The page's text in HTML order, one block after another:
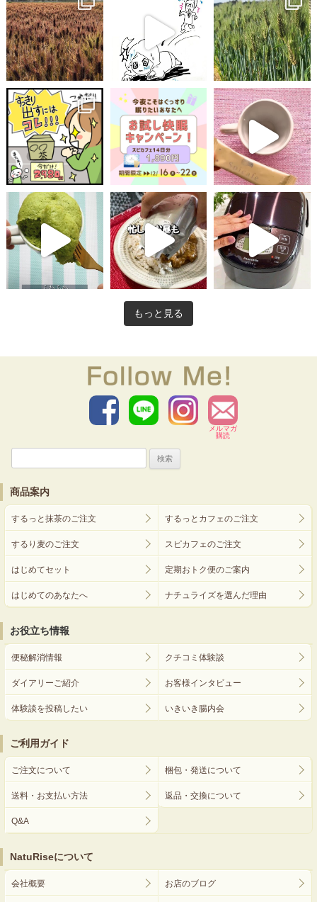
もっと見る
メルマガ
購読
商品案内
するっと抹茶のご注文 するっとカフェのご注文
するり麦のご注文 スピカフェのご注文
はじめてセット 定期おトク便のご案内
はじめてのあなたへ ナチュライズを選んだ理由
お役立ち情報
便秘解消情報 クチコミ体験談
ダイアリーご紹介 お客様インタビュー
体験談を投稿したい いきいき腸内会
ご利用ガイド
ご注文について 梱包・発送について
送料・お支払い方法 返品・交換について
Q&A
NatuRiseについて
会社概要 お店のブログ